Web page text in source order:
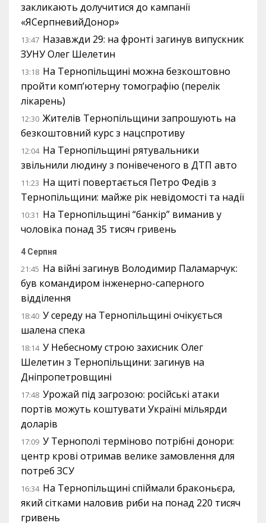
закликають долучитися до кампанії
«ЯСерпневийДонор»
13:47 Назавжди 29: на фронті загинув випускник
ЗУНУ Олег Шелетин
13:18 На Тернопільщині можна безкоштовно
пройти комп’ютерну томографію (перелік
лікарень)
12:30 Жителів Тернопільщини запрошують на
безкоштовний курс з нацспротиву
12:04 На Тернопільщині рятувальники
звільнили людину з понівеченого в ДТП авто
11:23 На щиті повертається Петро Федів з
Тернопільщини: майже рік невідомості та надії
10:31 На Тернопільщині “банкір” виманив у
чоловіка понад 35 тисяч гривень
4 Серпня
21:45 На війні загинув Володимир Паламарчук:
був командиром інженерно-саперного
відділення
18:40 У середу на Тернопільщині очікується
шалена спека
18:14 У Небесному строю захисник Олег
Шелетин з Тернопільщини: загинув на
Дніпропетровщині
17:48 Урожай під загрозою: російські атаки
портів можуть коштувати Україні мільярди
доларів
17:09 У Тернополі терміново потрібні донори:
центр крові отримав велике замовлення для
потреб ЗСУ
16:34 На Тернопільщині спіймали браконьєра,
який сітками наловив риби на понад 220 тисяч
гривень